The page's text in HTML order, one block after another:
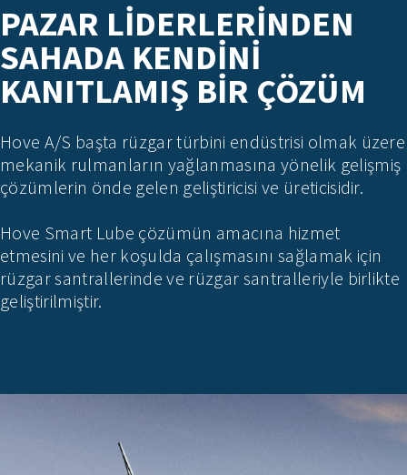
PAZAR LIDERLERINDEN
SAHADA KENDINI
KANITLAMIŞ BIR ÇÖZÜM
Hove A/S başta rüzgar türbini endüstrisi olmak üzere
mekanik rulmanların yağlanmasına yönelik gelişmiş
çözümlerin önde gelen geliştiricisi ve üreticisidir.
Hove Smart Lube çözümün amacına hizmet
etmesini ve her koşulda çalışmasını sağlamak için
rüzgar santrallerinde ve rüzgar santralleriyle birlikte
geliştirilmiştir.